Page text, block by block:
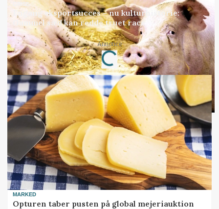
GRISE
Engang eksportsucces – nu kulturhistorie:
Gammel sæd kan redde truet race
Annonce
Loading...
MARKED
Opturen taber pusten på global mejeriauktion